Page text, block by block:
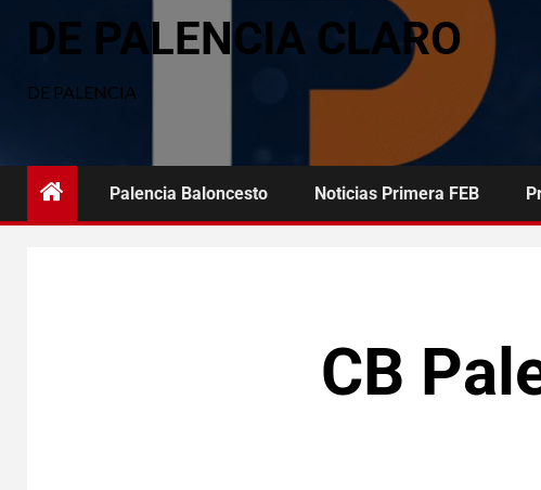
DE PALENCIA CLARO
DE PALENCIA
Palencia Baloncesto Noticias Primera FEB
CB